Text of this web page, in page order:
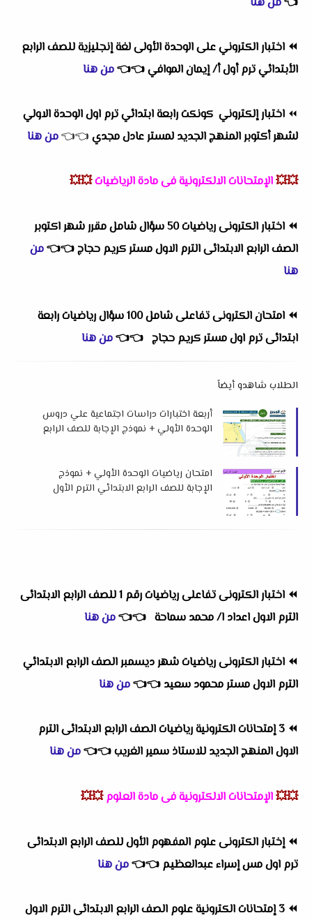
⏪ اختبار الكتروني على الوحدة الأولى لغة إنجليزية للصف الرابع
الأبتدائي ترم أول أ/ إيمان الموافي👈
👈من هنا
⏪ اختبار إلكتروني كونكت رابعة ابتدائي ترم اول الوحدة الاولي
لشهر أكتوبر المنهج الجديد لمستر عادل مجدي 👈
👈من هنا
💥💥الإمتحانات الالكترونية فى مادة الرياضيات💥💥
⏪
اختبار الكترونى رياضيات 50 سؤال شامل مقرر شهر اكتوبر
الصف الرابع الابتدائى الترم الاول مستر كريم حجاج👈
👈من
هنا
⏪
امتحان الكترونى تفاعلى شامل 100 سؤال رياضيات رابعة
ابتدائى ترم اول مستر كريم حجاج 👈
👈من هنا
الطلاب شاهدو أيضاً
أربعة اختبارات دراسات اجتماعية علي دروس
الوحدة الأولي + نموذج الإجابة للصف الرابع
امتحان رياضيات الوحدة الأولي + نموذج
الإجابة للصف الرابع الابتدائي الترم الأول
⏪
اختبار الكترونى تفاعلى رياضيات رقم 1 للصف الرابع الابتدائى
الترم الاول اعداد ا/ محمد سماحة 👈
👈من هنا
⏪ اختبار الكترونى رياضيات شهر ديسمبر الصف الرابع الابتدائي
الترم الاول مستر محمود سعيد 👈
👈من هنا
⏪
3 إمتحانات الكترونية رياضيات الصف الرابع الابتدائى الترم
الاول المنهج الجديد للاستاذ سمير الغريب👈
👈من هنا
💥💥الإمتحانات الالكترونية فى مادة العلوم 💥💥
⏪إختبار الكترونى علوم المفهوم الأول للصف الرابع الابتدائى
ترم اول مس إسراء عبدالعظيم 👈
👈من هنا
⏪
3 إمتحانات الكترونية علوم الصف الرابع الابتدائى الترم الاول